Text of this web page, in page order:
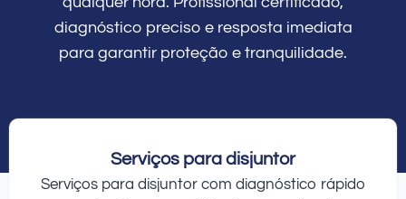
diagnóstico preciso e resposta imediata
para garantir proteção e tranquilidade.
Serviços para disjuntor
Serviços para disjuntor com diagnóstico rápido